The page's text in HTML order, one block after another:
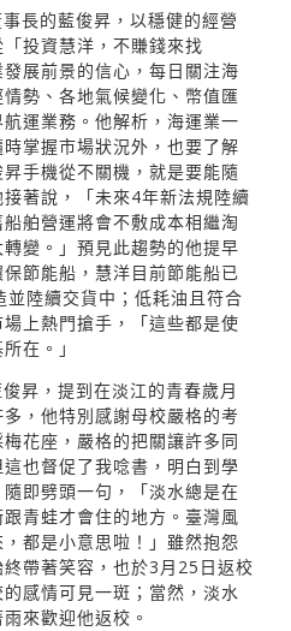
長的藍俊昇，以穩健的經營
投資慧洋，不賺錢來找
展前景的信心，每日關注海
勢、各地氣候變化、幣值匯
運業務。他解析，海運業一
掌握市場狀況外，也要了解
手機從不關機，就是要能隨
著說，「未來4年新法規陸續
舶營運將會不敷成本相繼淘
變。」預見此趨勢的他提早
節能船，慧洋目前節能船已
陸續交貨中；低耗油且符合
上熱門搶手，「這些都是使
在。」
昇，提到在淡江的青春歲月
，他特別感謝母校嚴格的考
花座，嚴格的把關讓許多同
也督促了我唸書，明白到學
即劈頭一句，「淡水總是在
青蛙才會住的地方。臺灣風
都是小意思啦！」雖然抱怨
帶著笑容，也於3月25日返校
感情可見一斑；當然，淡水
來歡迎他返校。